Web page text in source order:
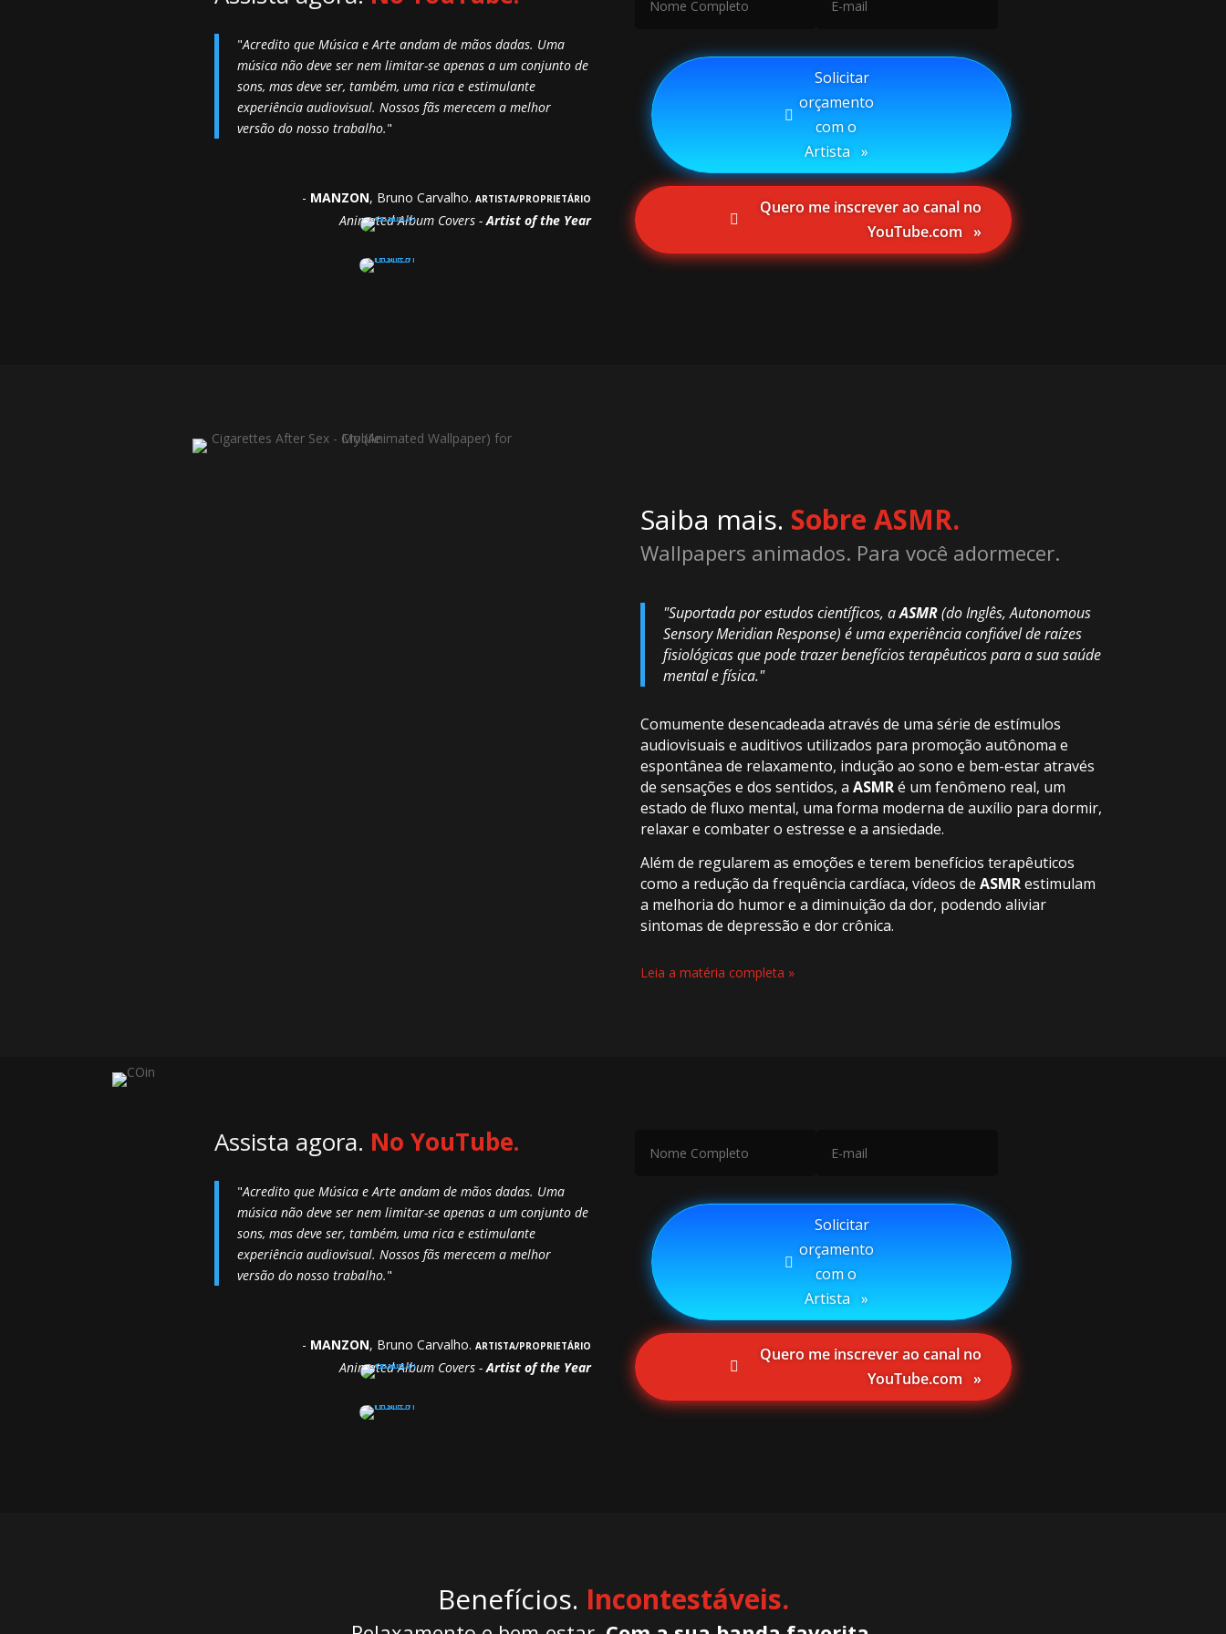
"Acredito que Música e Arte andam de mãos dadas. Uma
música não deve ser nem limitar-se apenas a um conjunto de
sons, mas deve ser, também, uma rica e estimulante
experiência audiovisual. Nossos fãs merecem a melhor
versão do nosso trabalho."
- MANZON, Bruno Carvalho. ARTISTA/PROPRIETÁRIO
Animated Album Covers -Artist of the Year
⠀Solicitar
orçamento
com o
Artista⠀»
⠀Quero me inscrever ao canal no
YouTube.com⠀»
Saiba mais. Sobre ASMR.
Wallpapers animados. Para você adormecer.
"Suportada por estudos científicos, aASMR(do Inglês, Autonomous
Sensory Meridian Response) é uma experiência confiável de raízes
fisiológicas que pode trazer benefícios terapêuticos para a sua saúde
mental e física."
Comumente desencadeada através de uma série de estímulos
audiovisuais e auditivos utilizados para promoção autônoma e
espontânea de relaxamento, indução ao sono e bem-estar através
de sensações e dos sentidos, a ASMRé um fenômeno real, um
estado de fluxo mental, uma forma moderna de auxílio para dormir,
relaxar e combater o estresse e a ansiedade.
Além de regularem as emoções e terem benefícios terapêuticos
como a redução da frequência cardíaca, vídeos de ASMRestimulam
a melhoria do humor e a diminuição da dor, podendo aliviar
sintomas de depressão e dor crônica.
Leia a matéria completa »
Assista agora. No YouTube.
"Acredito que Música e Arte andam de mãos dadas. Uma
música não deve ser nem limitar-se apenas a um conjunto de
sons, mas deve ser, também, uma rica e estimulante
experiência audiovisual. Nossos fãs merecem a melhor
versão do nosso trabalho."
- MANZON, Bruno Carvalho. ARTISTA/PROPRIETÁRIO
Animated Album Covers -Artist of the Year
⠀Solicitar
orçamento
com o
Artista⠀»
⠀Quero me inscrever ao canal no
YouTube.com⠀»
Benefícios. Incontestáveis.